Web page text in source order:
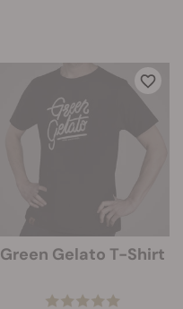
Green Gelato T-Shirt